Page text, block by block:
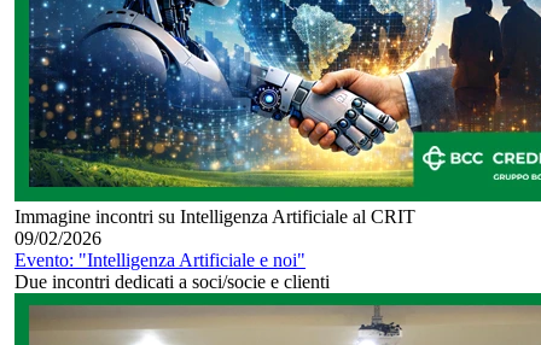
Immagine incontri su Intelligenza Artificiale al CRIT
09/02/2026
Evento: "Intelligenza Artificiale e noi"
Due incontri dedicati a soci/socie e clienti